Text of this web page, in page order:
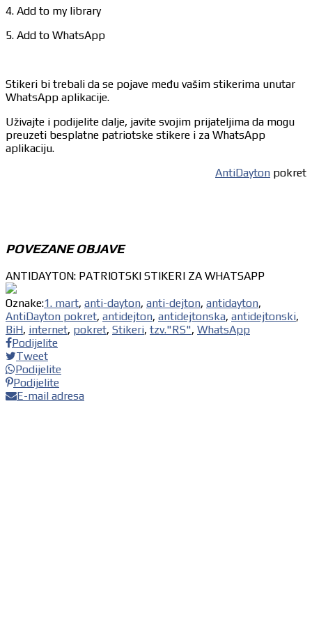
4. Add to my library
5. Add to WhatsApp
Stikeri bi trebali da se pojave među vašim stikerima unutar
WhatsApp aplikacije.
Uživajte i podijelite dalje, javite svojim prijateljima da mogu
preuzeti besplatne patriotske stikere i za WhatsApp
aplikaciju.
AntiDayton pokret
POVEZANE OBJAVE
ANTIDAYTON: PATRIOTSKI STIKERI ZA WHATSAPP
Oznake:1. mart, anti-dayton, anti-dejton, antidayton,
AntiDayton pokret, antidejton, antidejtonska, antidejtonski,
BiH, internet, pokret, Stikeri, tzv."RS", WhatsApp
Podijelite
Tweet
Podijelite
Podijelite
E-mail adresa